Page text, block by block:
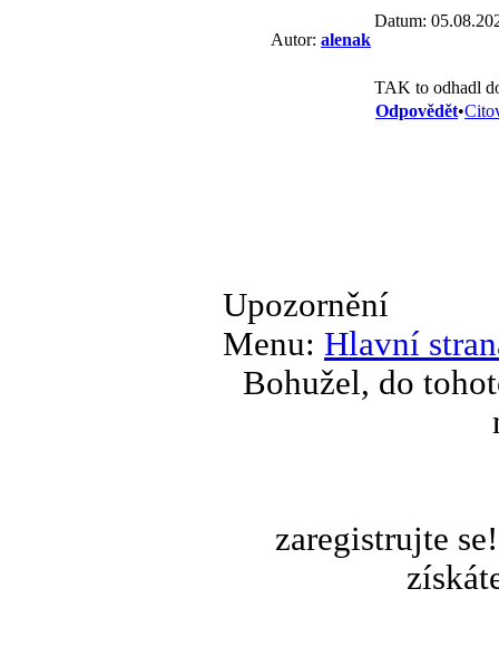
Autor: alenak
Datum:
TAK to odhadl
Odpovědět•
Upozornění
Menu: Hlavní
Bohužel, do
zaregistrujte